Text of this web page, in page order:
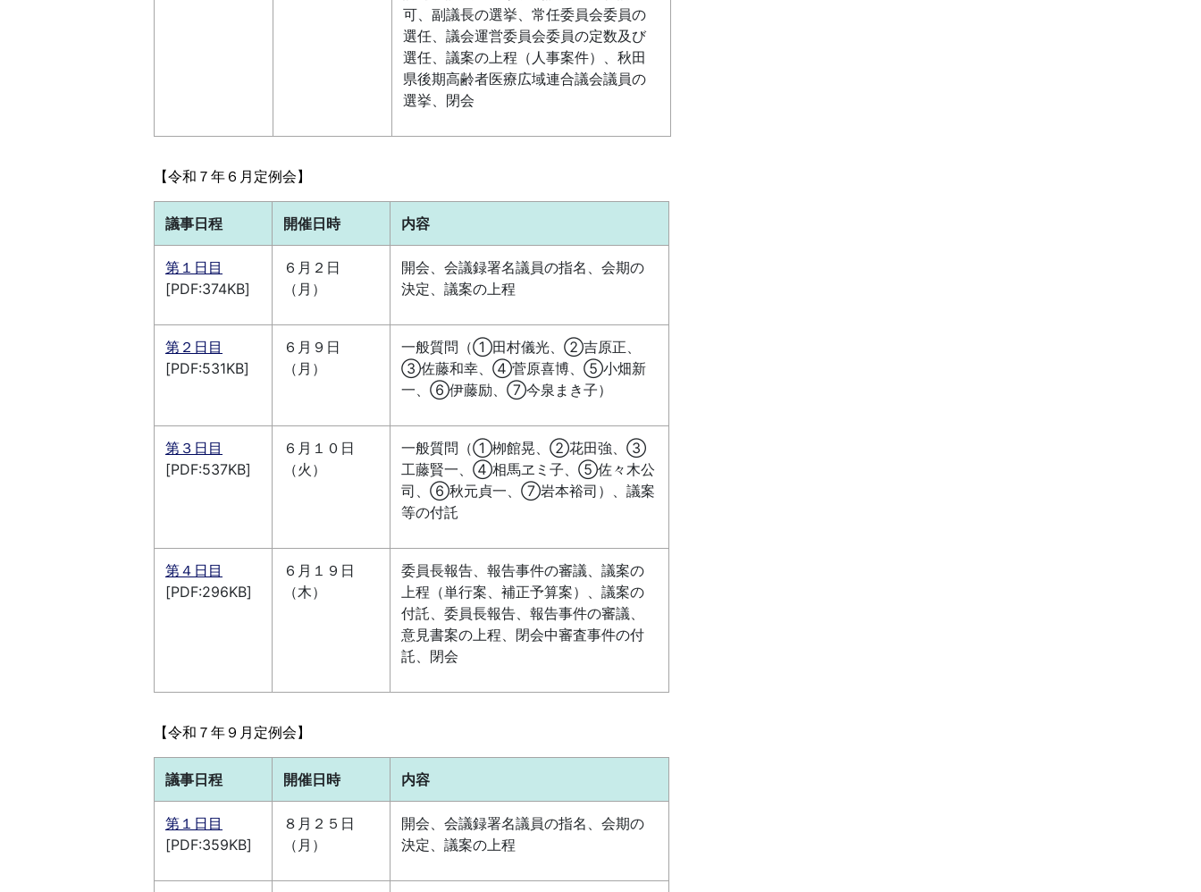
可、副議長の選挙、常任委員会委員の
選任、議会運営委員会委員の定数及び
選任、議案の上程（人事案件）、秋田
県後期高齢者医療広域連合議会議員の
選挙、閉会
【令和７年６月定例会】
議事日程 開催日時 内容
第１日目
[PDF:374KB]
６月２日
（月）
開会、会議録署名議員の指名、会期の
決定、議案の上程
第２日目
[PDF:531KB]
６月９日
（月）
一般質問（①田村儀光、②吉原正、
③佐藤和幸、④菅原喜博、⑤小畑新
一、⑥伊藤励、⑦今泉まき子）
第３日目
[PDF:537KB]
６月１０日
（火）
一般質問（①栁館晃、②花田強、③
工藤賢一、④相馬ヱミ子、⑤佐々木公
司、⑥秋元貞一、⑦岩本裕司）、議案
等の付託
第４日目
[PDF:296KB]
６月１９日
（木）
委員長報告、報告事件の審議、議案の
上程（単行案、補正予算案）、議案の
付託、委員長報告、報告事件の審議、
意見書案の上程、閉会中審査事件の付
託、閉会
【令和７年９月定例会】
議事日程 開催日時 内容
第１日目
[PDF:359KB]
８月２５日
（月）
開会、会議録署名議員の指名、会期の
決定、議案の上程